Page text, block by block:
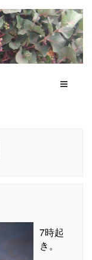
Toggle
7時起
き。